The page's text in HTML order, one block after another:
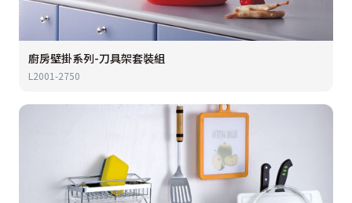
廚房壁掛系列-刀具架套裝組
L2001-2750